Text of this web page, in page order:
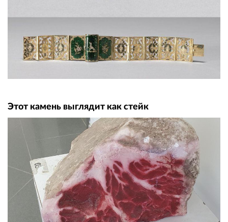
Этот камень выглядит как стейк